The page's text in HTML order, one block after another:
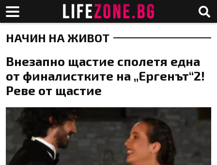
НАЧИН НА ЖИВОТ
Внезапно щастие сполетя една
от финалистките на „Ергенът“2!
Реве от щастие